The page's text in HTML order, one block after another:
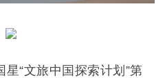
“文旅中国探索计划”第